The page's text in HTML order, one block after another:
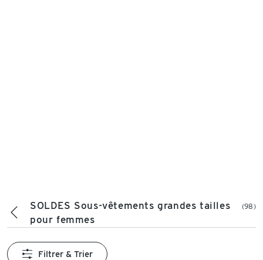
SOLDES Sous-vêtements grandes tailles
pour femmes
(98)
Filtrer & Trier